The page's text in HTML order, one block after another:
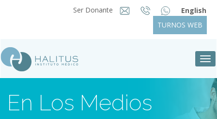
Ser Donante
English
TURNOS WEB
En Los Medios